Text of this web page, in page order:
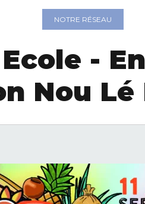
NOTRE RÉSEAU
-
Nou Lé